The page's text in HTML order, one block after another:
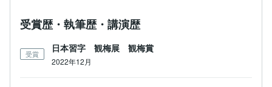
受賞歴・執筆歴・講演歴
受賞
日本習字 観梅展 観梅賞
2022年12月